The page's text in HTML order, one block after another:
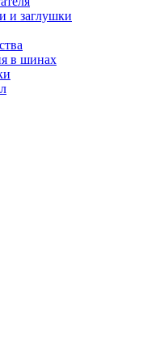
и заглушки
в шинах